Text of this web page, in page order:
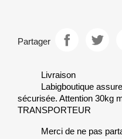
Partager
Livraison
Labigboutique
sécurisée. Attention 30kg
TRANSPORTEUR
Merci de ne pas